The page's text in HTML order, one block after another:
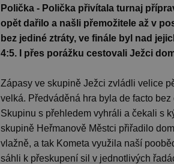
Polička - Polička přivítala turnaj
opět dařilo a našli přemožitele až v
bez jediné ztráty, ve finále byl nad
4:5. I přes porážku cestovali Ježci
Zápasy ve skupině Ježci zvládli velice
velká. Předváděná hra byla de facto
Skupinu s přehledem vyhráli a čekali s
skupině Heřmanově Městci přiřadilo
vlažně, a tak Kometa využila naší
sáhli k přeskupení sil v jednotlivých